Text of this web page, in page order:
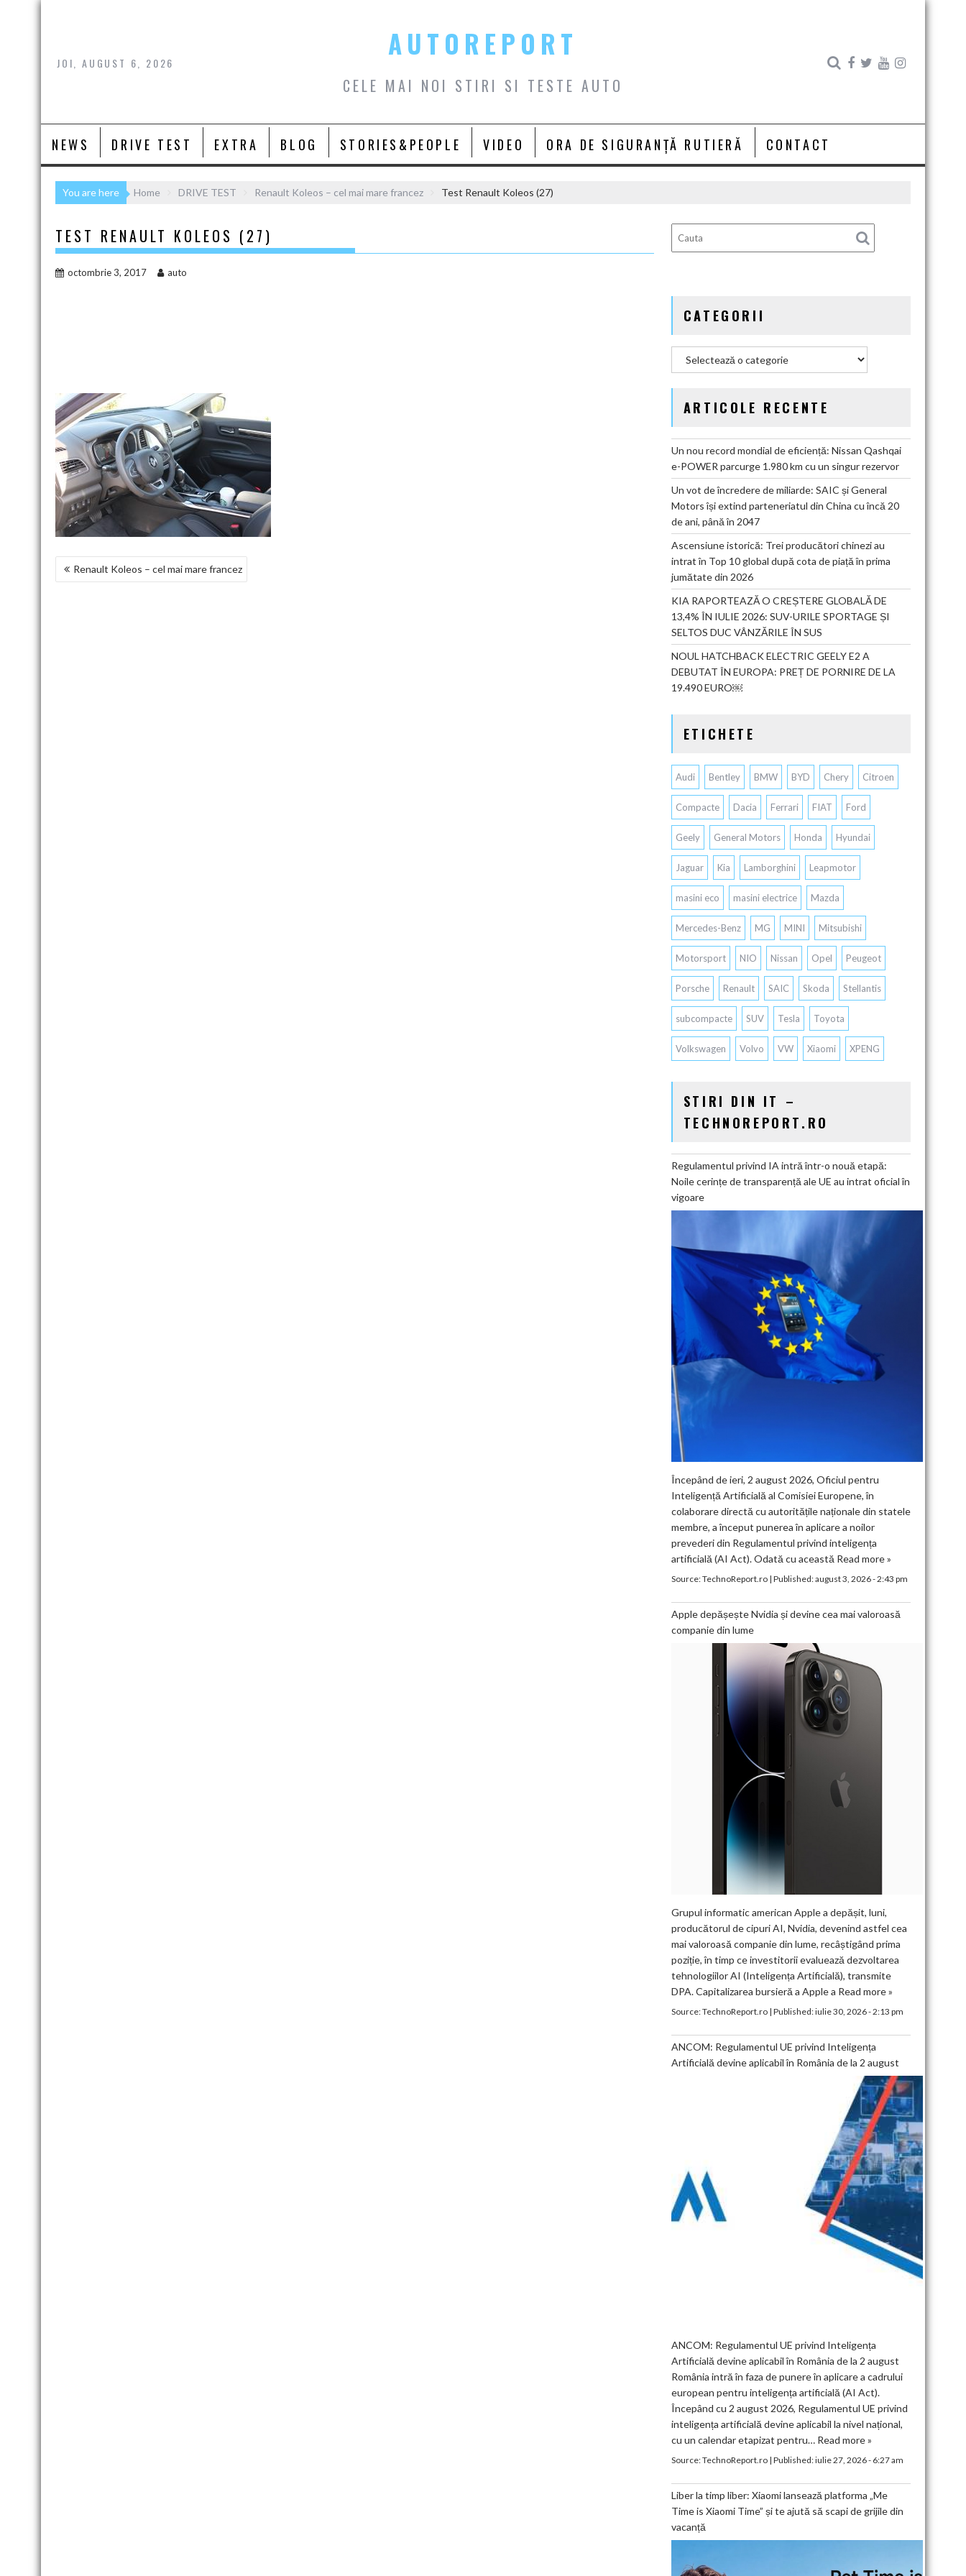
Skip
JOI, AUGUST 6, 2026
AUTOREPORT
CELE MAI NOI STIRI SI TESTE AUTO
NEWS DRIVE TEST EXTRA BLOG STORIES&PEOPLE VIDEO ORA DE SIGURANȚĂ RUTIERĂ CONTACT
You are here Home DRIVE TEST Renault Koleos – cel mai mare francez Test Renault Koleos (27)
TEST RENAULT KOLEOS (27)
octombrie 3, 2017 auto
NAVIGARE
Renault Koleos – cel mai mare francez
CATEGORII
ARTICOLE RECENTE
Un nou record mondial de eficiență: Nissan Qashqai
e-POWER parcurge 1.980 km cu un singur rezervor
Un vot de încredere de miliarde: SAIC și General
Motors își extind parteneriatul din China cu încă 20
de ani, până în 2047
Ascensiune istorică: Trei producători chinezi au
intrat în Top 10 global după cota de piață în prima
jumătate din 2026
KIA RAPORTEAZĂ O CREȘTERE GLOBALĂ DE
13,4% ÎN IULIE 2026: SUV-URILE SPORTAGE ȘI
SELTOS DUC VÂNZĂRILE ÎN SUS
NOUL HATCHBACK ELECTRIC GEELY E2 A
DEBUTAT ÎN EUROPA: PREȚ DE PORNIRE DE LA
19.490 EURO￼
ETICHETE
Audi Bentley BMW BYD Chery Citroen
Compacte Dacia Ferrari FIAT Ford
Geely General Motors Honda Hyundai
Jaguar Kia Lamborghini Leapmotor
masini eco masini electrice Mazda
Mercedes-Benz MG MINI Mitsubishi
Motorsport NIO Nissan Opel Peugeot
Porsche Renault SAIC Skoda Stellantis
subcompacte SUV Tesla Toyota
Volkswagen Volvo VW Xiaomi XPENG
STIRI DIN IT –
TECHNOREPORT.RO
Regulamentul privind IA intră într-o nouă etapă:
Noile cerințe de transparență ale UE au intrat oficial în
vigoare
Începând de ieri, 2 august 2026, Oficiul pentru
Inteligență Artificială al Comisiei Europene, în
colaborare directă cu autoritățile naționale din statele
membre, a început punerea în aplicare a noilor
prevederi din Regulamentul privind inteligența
artificială (AI Act). Odată cu această Read more »
Source:TechnoReport.ro| Published:august 3, 2026 - 2:43 pm
Apple depășește Nvidia și devine cea mai valoroasă
companie din lume
Grupul informatic american Apple a depășit, luni,
producătorul de cipuri AI, Nvidia, devenind astfel cea
mai valoroasă companie din lume, recâștigând prima
poziție, în timp ce investitorii evaluează dezvoltarea
tehnologiilor AI (Inteligența Artificială), transmite
DPA. Capitalizarea bursieră a Apple a Read more »
Source:TechnoReport.ro| Published:iulie 30, 2026 - 2:13 pm
ANCOM: Regulamentul UE privind Inteligența
Artificială devine aplicabil în România de la 2 august
ANCOM: Regulamentul UE privind Inteligența
Artificială devine aplicabil în România de la 2 august
România intră în faza de punere în aplicare a cadrului
european pentru inteligența artificială (AI Act).
Începând cu 2 august 2026, Regulamentul UE privind
inteligența artificială devine aplicabil la nivel național,
cu un calendar etapizat pentru… Read more »
Source:TechnoReport.ro| Published:iulie 27, 2026 - 6:27 am
Liber la timp liber: Xiaomi lansează platforma „Me
Time is Xiaomi Time” și te ajută să scapi de grijile din
vacanță